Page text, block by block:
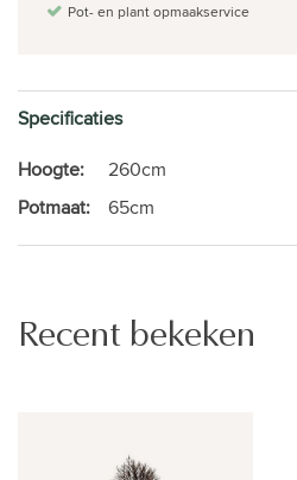
Pot- en plant opmaakservice
Specificaties
Hoogte:
260cm
Potmaat:
65cm
Recent bekeken